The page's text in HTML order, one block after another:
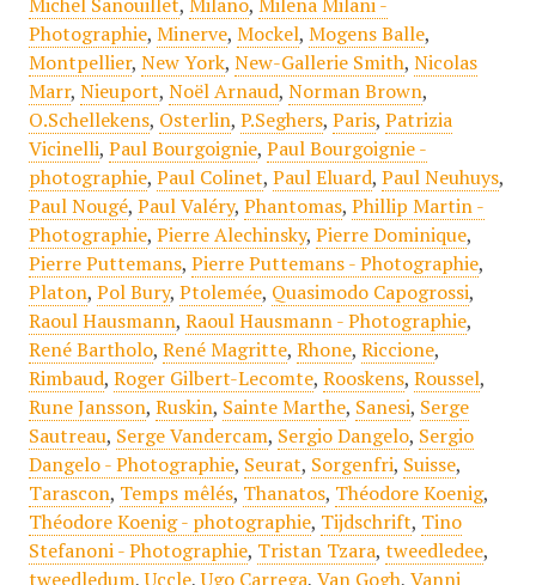
Photographie, Minerve, Mockel, Mogens Balle,
Montpellier, New York, New-Gallerie Smith, Nicolas
Marr, Nieuport, Noël Arnaud, Norman Brown,
O.Schellekens, Osterlin, P.Seghers, Paris, Patrizia
Vicinelli, Paul Bourgoignie, Paul Bourgoignie -
photographie, Paul Colinet, Paul Eluard, Paul Neuhuys,
Paul Nougé, Paul Valéry, Phantomas, Phillip Martin -
Photographie, Pierre Alechinsky, Pierre Dominique,
Pierre Puttemans, Pierre Puttemans - Photographie,
Platon, Pol Bury, Ptolemée, Quasimodo Capogrossi,
Raoul Hausmann, Raoul Hausmann - Photographie,
René Bartholo, René Magritte, Rhone, Riccione,
Rimbaud, Roger Gilbert-Lecomte, Rooskens, Roussel,
Rune Jansson, Ruskin, Sainte Marthe, Sanesi, Serge
Sautreau, Serge Vandercam, Sergio Dangelo, Sergio
Dangelo - Photographie, Seurat, Sorgenfri, Suisse,
Tarascon, Temps mêlés, Thanatos, Théodore Koenig,
Théodore Koenig - photographie, Tijdschrift, Tino
Stefanoni - Photographie, Tristan Tzara, tweedledee,
tweedledum,Uccle,Ugo Carrega, Van Gogh, Vanni